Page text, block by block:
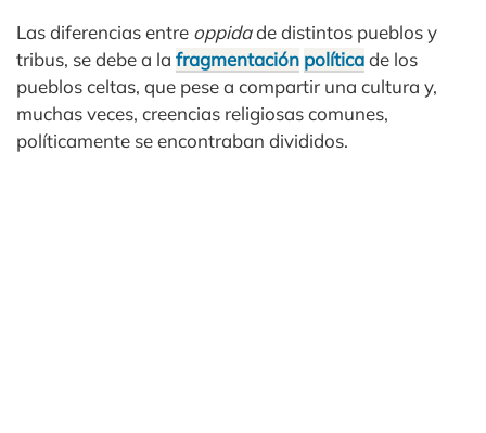
Las diferencias entre oppidade distintos pueblos y
tribus, se debe a la fragmentación políticade los
pueblos celtas, que pese a compartir una cultura y,
muchas veces, creencias religiosas comunes,
políticamente se encontraban divididos.